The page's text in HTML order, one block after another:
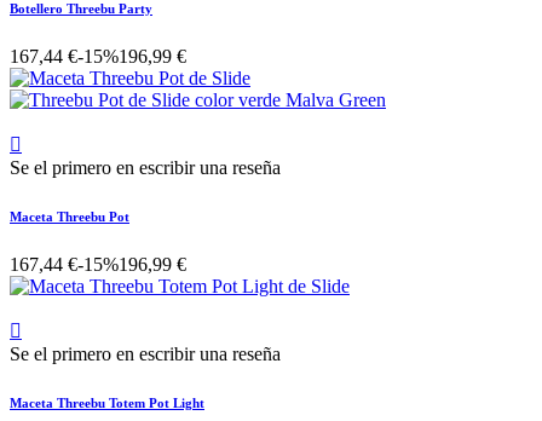
Botellero Threebu Party
167,44 €-15%196,99 €

Se el primero en escribir una reseña
Maceta Threebu Pot
167,44 €-15%196,99 €

Se el primero en escribir una reseña
Maceta Threebu Totem Pot Light